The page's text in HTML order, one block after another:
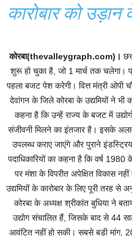
कारोबार को
कोरबा(thevalleygraph.com)।
शुरू हो चुका है, जो 1 मार्च तक चलेगा।
पहला बजट पेश करेगी। वित्त मंत्री ओपी
देवांगन के जिले कोरबा के उद्यमियों ने भी
कहना है कि उन्हें राज्य के बजट में
संजीवनी मिलने का इंतजार है। इसके
उपलब्ध कराए जाएंगे और पुराने
पदाधिकारियों का कहना है कि वर्ष
पर मंशा के विपरीत अपेक्षित विकास
उद्यमियों के कारोबार के लिए पूरी तरह से
कोरबा के अध्यक्ष श्रीकांत बुधिया ने
उद्योग संचालित हैं, जिसके बाद से 44
आवंटित नहीं हो सकी। सबसे बड़ी मांग,